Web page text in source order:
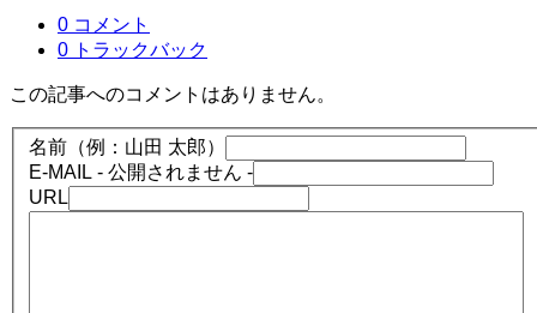
0 コメント
0 トラックバック
この記事へのコメントはありません。
名前（例：山田 太郎）
E-MAIL - 公開されません -
URL